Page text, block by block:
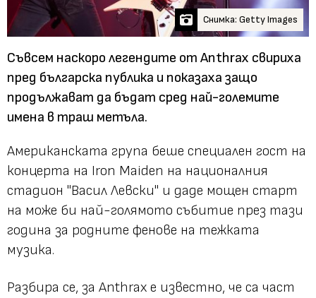
Снимка: Getty Images
Съвсем наскоро легендите от Anthrax свириха
пред българска публика и показаха защо
продължават да бъдат сред най-големите
имена в траш метъла.
Американската група беше специален гост на
концерта на Iron Maiden на националния
стадион "Васил Левски" и даде мощен старт
на може би най-голямото събитие през тази
година за родните фенове на тежката
музика.
Разбира се, за Anthrax е известно, че са част